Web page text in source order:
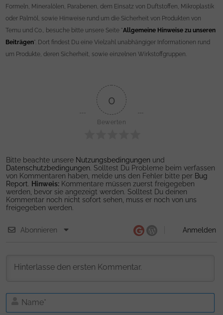
Formeln, Mineralölen, Parabenen, dem Einsatz von Duftstoffen, Mikroplastik
oder Palmöl, sowie Hinweise rund um die Sicherheit von Produkten von
Temu und Co., besuche bitte unsere Seite "Allgemeine Hinweise zu unseren
Beiträgen". Dort findest Du eine Vielzahl unabhängiger Informationen rund
um Produkte, deren Sicherheit, sowie einzelnen Wirkstoffgruppen.
0
Bewerten
Bitte beachte unsere Nutzungsbedingungen und
Datenschutzbedingungen. Solltest Du Probleme beim verfassen
von Kommentaren haben, melde uns den Fehler bitte per Bug
Report. Hinweis: Kommentare müssen zuerst freigegeben
werden, bevor sie angezeigt werden. Solltest Du deinen
Kommentar noch nicht sofort sehen, muss er noch von uns
freigegeben werden.
Abonnieren Anmelden